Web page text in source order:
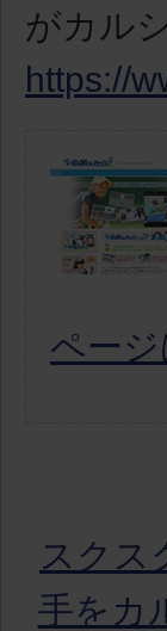
がカル
https://
ペー
スクス
手をカ